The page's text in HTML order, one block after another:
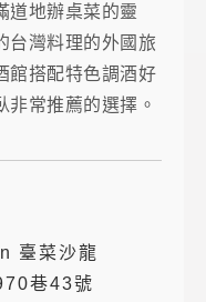
道地辦桌菜的靈
台灣料理的外國旅
館搭配特色調酒好
非常推薦的選擇。
臺菜沙龍
巷43號